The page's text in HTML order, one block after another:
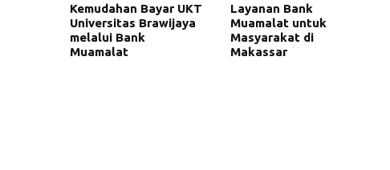
Kemudahan Bayar UKT
Universitas Brawijaya
melalui Bank
Muamalat
Layanan Bank
Muamalat untuk
Masyarakat di
Makassar